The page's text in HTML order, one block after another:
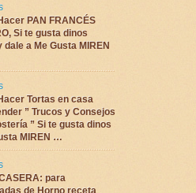
PAN FRANCÉS
Si te gusta dinos
dale a Me Gusta MIREN
Tortas en casa
” Trucos y Consejos
” Si te gusta dinos
MIREN …
para
de Horno receta